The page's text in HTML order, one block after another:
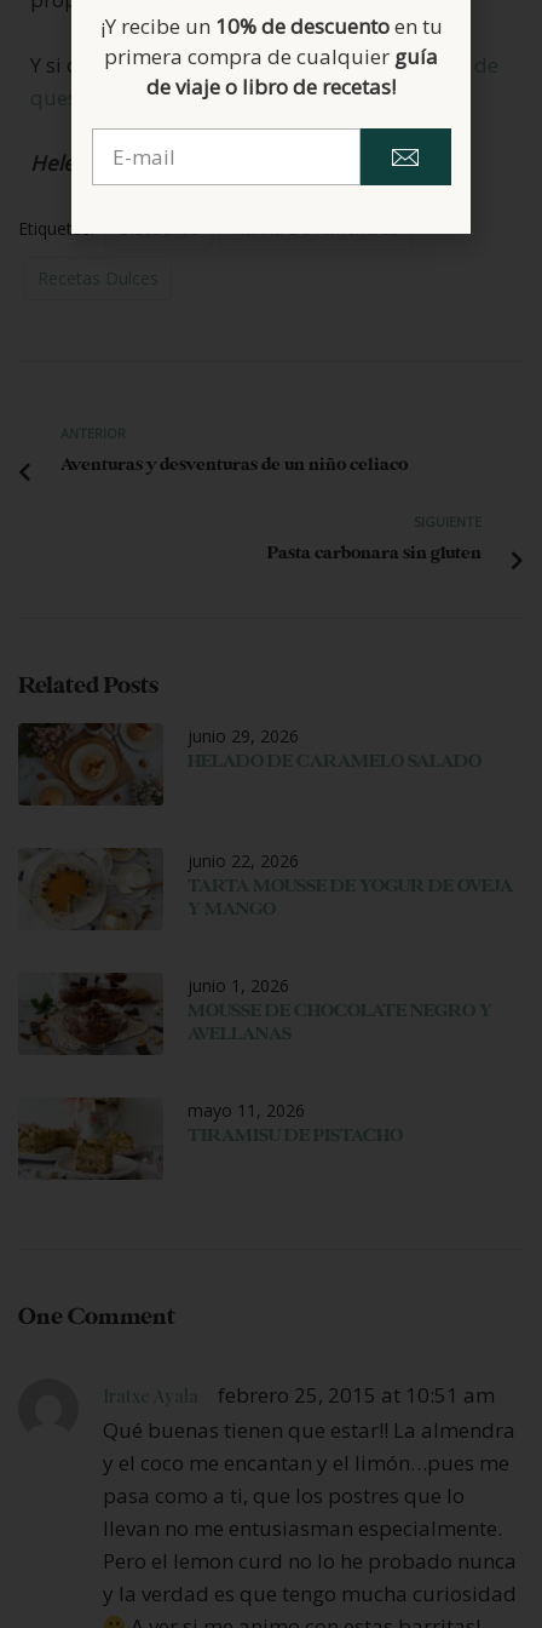
Y si os gustan los postres coon limn, éstatarta de
queso y Lemond Curd os a va encantar.
Helena
Etiquetas: Bizcochos Harina De Almendras
Recetas Dulces
ANTERIOR
Aventuras y desventuras de un niño celiaco
SIGUIENTE
Pasta carbonara sin gluten
Related Posts
junio 29, 2026
HELADO DE CARAMELO SALADO
junio 22, 2026
TARTA MOUSSE DE YOGUR DE OVEJA
Y MANGO
junio 1, 2026
MOUSSE DE CHOCOLATE NEGRO Y
AVELLANAS
mayo 11, 2026
TIRAMISU DE PISTACHO
One Comment
Iratxe Ayala
febrero 25, 2015 at 10:51 am
Qué buenas tienen que estar!! La almendra
y el coco me encantan y el limón…pues me
pasa como a ti, que los postres que lo
llevan no me entusiasman especialmente.
Pero el lemon curd no lo he probado nunca
y la verdad es que tengo mucha curiosidad
¡Y recibe un 10% de descuentoen tu
primera compra de cualquier guía
de viaje o libro de recetas!